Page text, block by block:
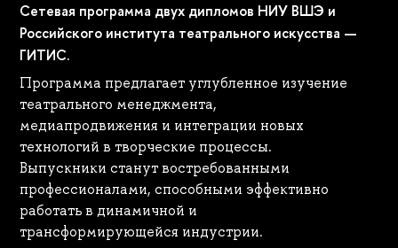
Сетевая программа двух дипломов НИУ ВШЭ и
Российского института театрального искусства —
ГИТИС.
Программа предлагает углубленное изучение
театрального менеджмента,
медиапродвижения и интеграции новых
технологий в творческие процессы.
Выпускники станут востребованными
профессионалами, способными эффективно
работать в динамичной и
трансформирующейся индустрии.